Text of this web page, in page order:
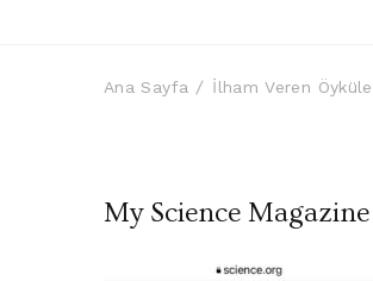
Ana Sayfa İlham Veren
My Science